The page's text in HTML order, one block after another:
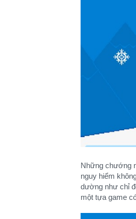
Những chướng
nguy hiểm
dường như chỉ
một tựa game